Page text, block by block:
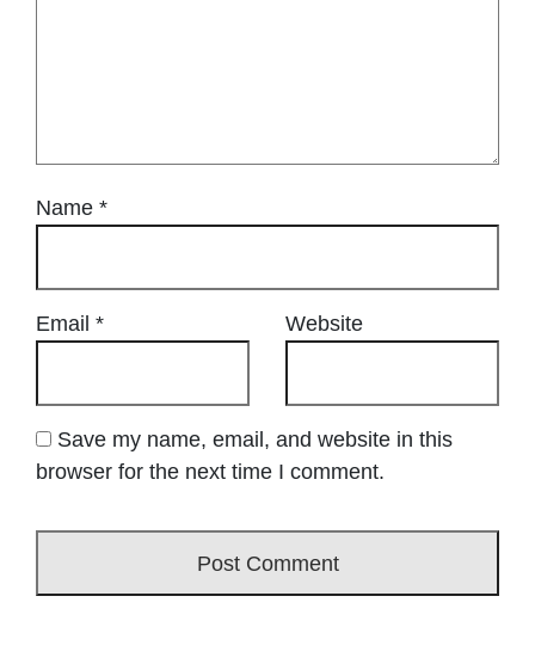
Name *
Email * Website
Save my name, email, and website in this
browser for the next time I comment.